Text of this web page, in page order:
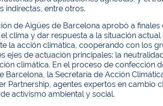
indirectas, entre otros.
de Aigües de Barcelona aprobó a finales
clima y dar respuesta a la situación actual
la acción climática, cooperando con los
ejes de actuación principales: la
climática. En el proceso de confección
la Secretaría de Acción
Partnership, agentes expertos en cambio
activismo ambiental y social.